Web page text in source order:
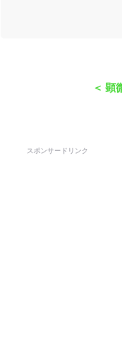
＜ 顕
スポンサードリンク